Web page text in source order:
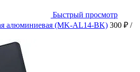
Быстрый просмотр
алюминиевая (MK-AL14-BK) 300 ₽ /